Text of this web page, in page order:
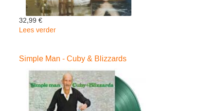
32,99 €
Lees verder
-
Julia
Stone
Simple Man - Cuby & Blizzards